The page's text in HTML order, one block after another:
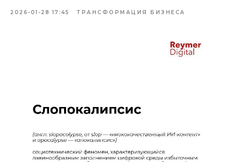
2026-01-28 17:45 ТРАНСФОРМАЦИЯ БИЗНЕСА